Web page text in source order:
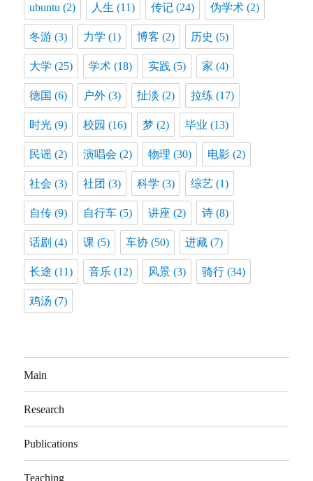
ubuntu (2) 人生 (11) 传记 (24) 伪学术 (2)
冬游 (3) 力学 (1) 博客 (2) 历史 (5)
大学 (25) 学术 (18) 实践 (5) 家 (4)
德国 (6) 户外 (3) 扯淡 (2) 拉练 (17)
时光 (9) 校园 (16) 梦 (2) 毕业 (13)
民谣 (2) 演唱会 (2) 物理 (30) 电影 (2)
社会 (3) 社团 (3) 科学 (3) 综艺 (1)
自传 (9) 自行车 (5) 讲座 (2) 诗 (8)
话剧 (4) 课 (5) 车协 (50) 进藏 (7)
长途 (11) 音乐 (12) 风景 (3) 骑行 (34)
鸡汤 (7)
Main
Research
Publications
Teaching